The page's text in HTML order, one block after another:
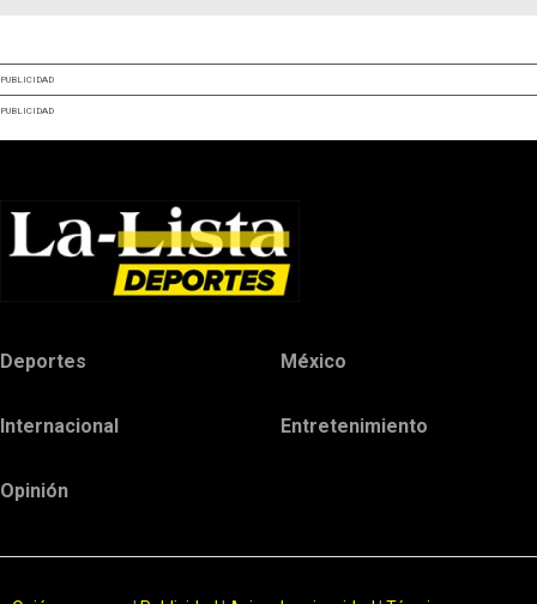
PUBLICIDAD
PUBLICIDAD
Deportes México
Internacional Entretenimiento
Opinión